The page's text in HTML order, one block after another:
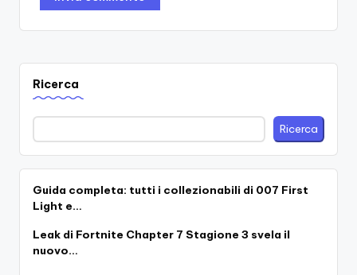
Ricerca
Ricerca
Guida completa: tutti i collezionabili di 007 First
Light e…
Leak di Fortnite Chapter 7 Stagione 3 svela il
nuovo…